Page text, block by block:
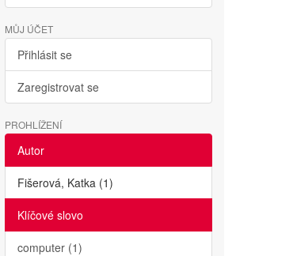
MŮJ ÚČET
Přihlásit se
Zaregistrovat se
PROHLÍŽENÍ
Autor
Fišerová, Katka (1)
Klíčové slovo
computer (1)